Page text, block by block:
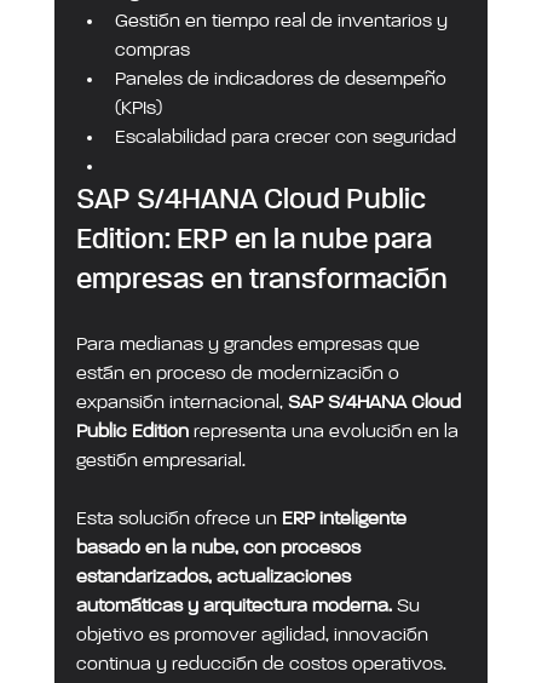
Gestión en tiempo real de inventarios y
compras
Paneles de indicadores de desempeño
(KPIs)
Escalabilidad para crecer con seguridad
SAP S/4HANA Cloud Public
Edition: ERP en la nube para
empresas en transformación
Para medianas y grandes empresas que
están en proceso de modernización o
expansión internacional, SAP S/4HANA Cloud
Public Edition representa una evolución en la
gestión empresarial.
Esta solución ofrece un ERP inteligente
basado en la nube, con procesos
estandarizados, actualizaciones
automáticas y arquitectura moderna. Su
objetivo es promover agilidad, innovación
continua y reducción de costos operativos.